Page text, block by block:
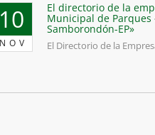
10
NOV
El directorio de la
Municipal de Parques
Samborondón-EP»
El Directorio de la